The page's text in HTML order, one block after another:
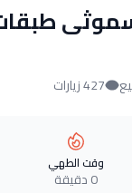
طبقات
427 زيارات
وقت الطهي
0 دقيقة